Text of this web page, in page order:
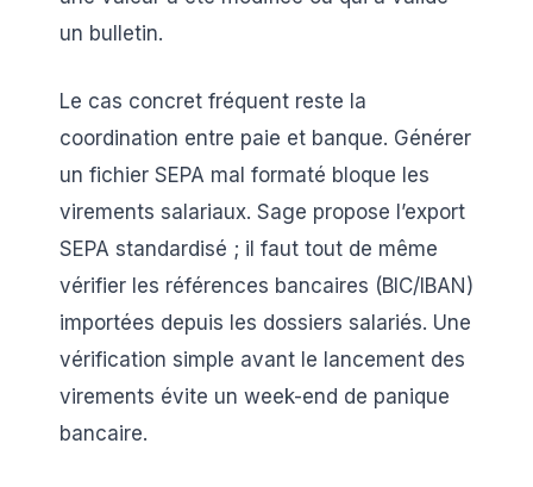
un bulletin.
Le cas concret fréquent reste la
coordination entre paie et banque. Générer
un fichier SEPA mal formaté bloque les
virements salariaux. Sage propose l’export
SEPA standardisé ; il faut tout de même
vérifier les références bancaires (BIC/IBAN)
importées depuis les dossiers salariés. Une
vérification simple avant le lancement des
virements évite un week-end de panique
bancaire.